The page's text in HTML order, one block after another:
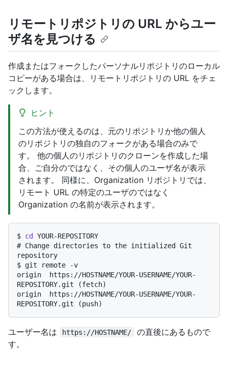
リモートリポジトリの URL からユー
ザ名を見つける
作成またはフォークしたパーソナルリポジトリのローカル
コピーがある場合は、リモートリポジトリの URL をチェ
ックします。
ヒント
この方法が使えるのは、元のリポジトリか他の個人
のリポジトリの独自のフォークがある場合のみで
す。 他の個人のリポジトリのクローンを作成した場
合、ご自分のではなく、その個人のユーザ名が表示
されます。 同様に、Organization リポジトリでは、
リモート URL の特定のユーザのではなく
Organization の名前が表示されます。
$ cd YOUR-REPOSITORY
# Change directories to the initialized Git
repository
$ git remote -v
origin  https://HOSTNAME/YOUR-USERNAME/YOUR-
REPOSITORY.git (fetch)
origin  https://HOSTNAME/YOUR-USERNAME/YOUR-
ユーザー名は https://HOSTNAME/
の直後にあるもので
す。